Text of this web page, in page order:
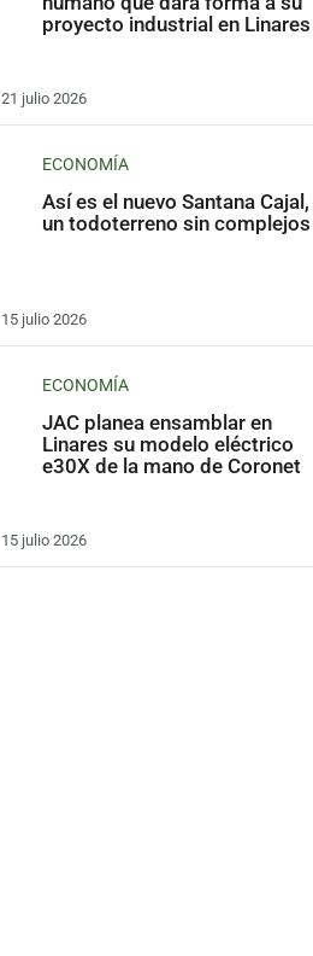
proyecto industrial en Linares
21 julio 2026
ECONOMÍA
Así es el nuevo Santana Cajal,
un todoterreno sin complejos
15 julio 2026
ECONOMÍA
JAC planea ensamblar en
Linares su modelo eléctrico
e30X de la mano de Coronet
15 julio 2026